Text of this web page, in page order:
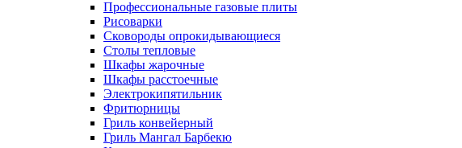
Профессиональные газовые плиты
Рисоварки
Сковороды опрокидывающиеся
Столы тепловые
Шкафы жарочные
Шкафы расстоечные
Электрокипятильник
Фритюрницы
Гриль конвейерный
Гриль Мангал Барбекю